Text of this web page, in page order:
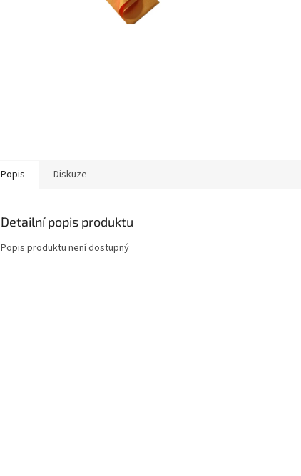
Popis Diskuze
Detailní popis produktu
Popis produktu není dostupný